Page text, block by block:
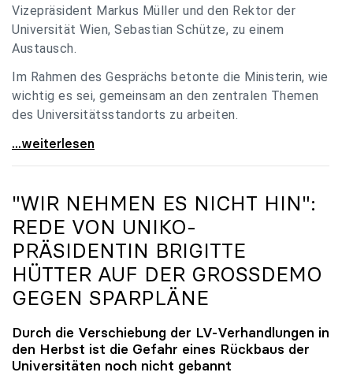
Vizepräsident Markus Müller und den Rektor der
Universität Wien, Sebastian Schütze, zu einem
Austausch.
Im Rahmen des Gesprächs betonte die Ministerin, wie
wichtig es sei, gemeinsam an den zentralen Themen
des Universitätsstandorts zu arbeiten.
Holzleitner empfing uniko-Spitze zum Austausch
...weiterlesen
"WIR NEHMEN ES NICHT HIN":
REDE VON UNIKO-
PRÄSIDENTIN BRIGITTE
HÜTTER AUF DER GROSSDEMO G
EGEN SPARPLÄNE
Durch die Verschiebung der LV-Verhandlungen in
den Herbst ist die Gefahr eines Rückbaus der
Universitäten noch nicht gebannt